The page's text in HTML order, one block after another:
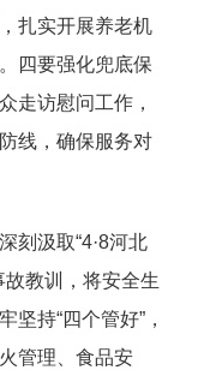
扎实开展养老机
四要强化兜底保
走访慰问工作，
线，确保服务对
刻汲取“4·8河北
故教训，将安全生
持“四个管好”，
管理、食品安